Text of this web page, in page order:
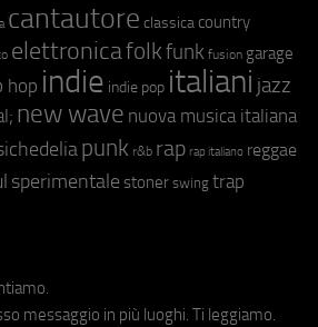
cantautore classica country
elettronicafolkfunk fusion garage
hop indie indie pop italiani jazz
new wave nuova musica italiana
punk r&b rap rap italiano reggae
sperimentale stoner swing trap
messaggio in più luoghi. Ti leggiamo.